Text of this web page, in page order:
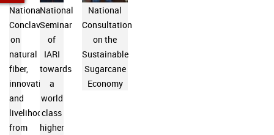
National
Conclave
on
natural
fiber,
innovations
and
livelihood
from
National
Seminar
of
IARI
towards
a
world
class
higher
National
Consultation
on the
Sustainable
Sugarcane
Economy